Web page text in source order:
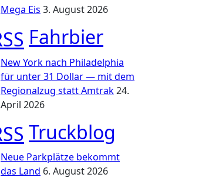
Mega Eis 3. August 2026
Fahrbier
New York nach Philadelphia
für unter 31 Dollar — mit dem
Regionalzug statt Amtrak24.
April 2026
Truckblog
Neue Parkplätze bekommt
das Land 6. August 2026